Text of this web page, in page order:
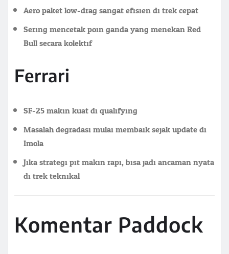
Aero paket low-drag sangat efisien di trek cepat
Sering mencetak poin ganda yang menekan Red
Bull secara kolektif
Ferrari
SF-25 makin kuat di qualifying
Masalah degradasi mulai membaik sejak update di
Imola
Jika strategi pit makin rapi, bisa jadi ancaman nyata
di trek teknikal
Komentar Paddock